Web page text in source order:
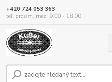
+420 724 053 363
tel. prosím, mezi 9.00 - 18.00